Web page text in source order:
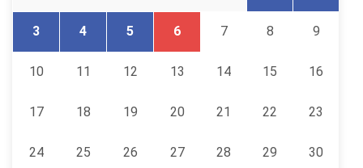
3 4 5 6 7 8 9
10 11 12 13 14 15 16
17 18 19 20 21 22 23
24 25 26 27 28 29 30